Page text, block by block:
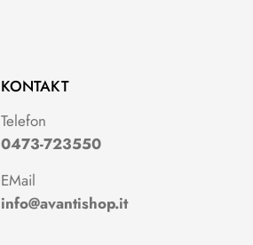
KONTAKT
Telefon
0473-723550
EMail
info@avantishop.it